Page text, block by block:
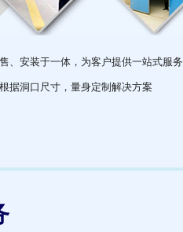
、安装于一体，为客户提供一站式服务
据洞口尺寸，量身定制解决方案